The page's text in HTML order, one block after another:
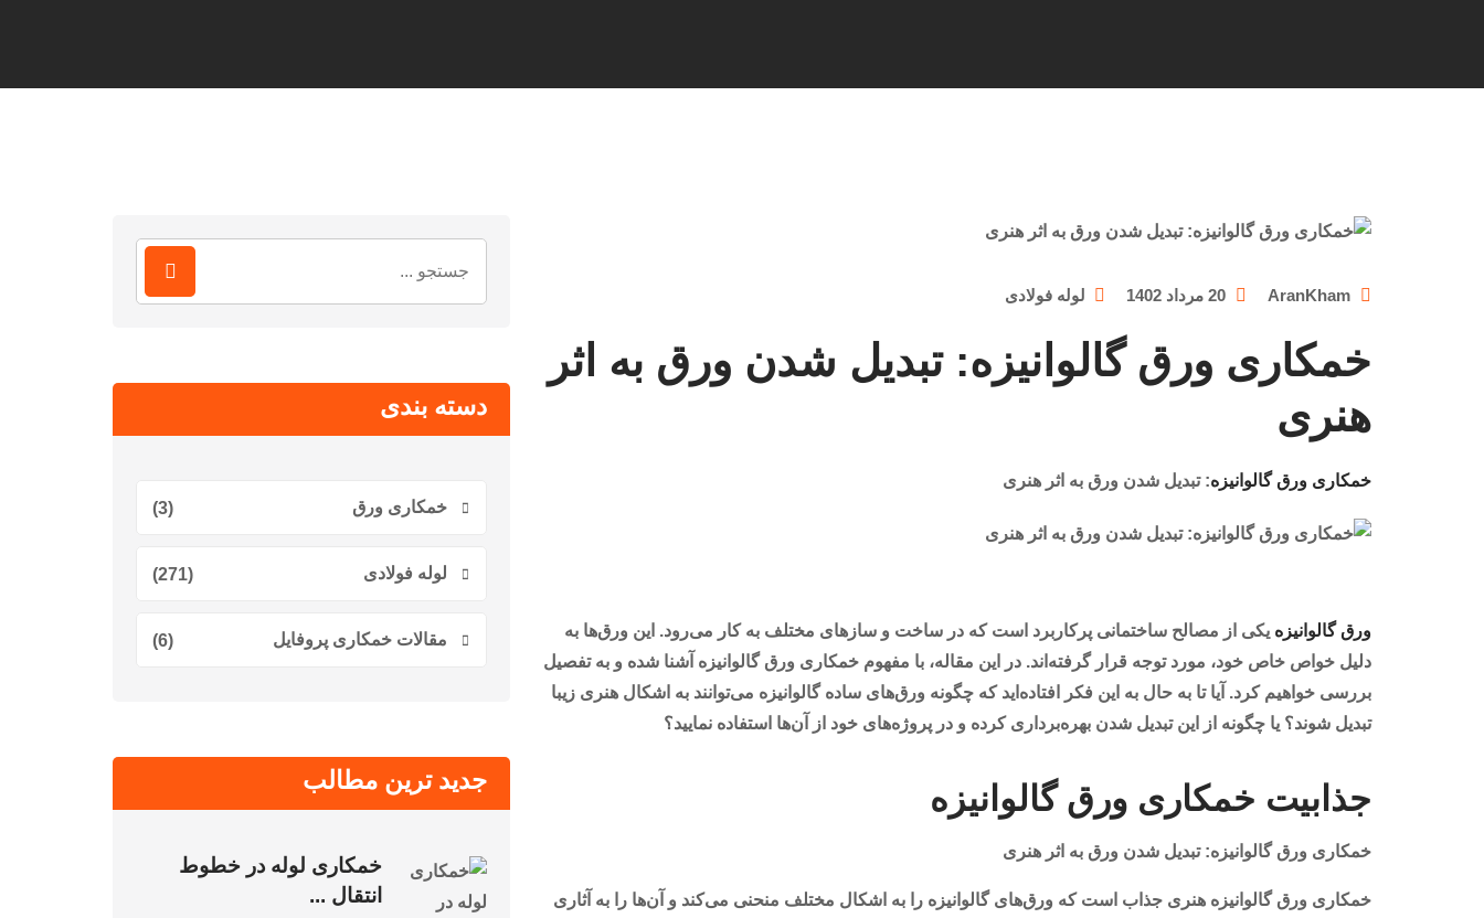
AranKham 20 مرداد 1402 لوله فولادی
خمکاری ورق گالوانیزه: تبدیل شدن ورق به اثر
هنری
خمکاری ورق گالوانیزه: تبدیل شدن ورق به اثر هنری
ورق گالوانیزه یکی از مصالح ساختمانی پرکاربرد است که در ساخت و سازهای مختلف به کار می‌رود. این ورق‌ها به
دلیل خواص خاص خود، مورد توجه قرار گرفته‌اند. در این مقاله، با مفهوم خمکاری ورق گالوانیزه آشنا شده و به تفصیل
بررسی خواهیم کرد. آیا تا به حال به این فکر افتاده‌اید که چگونه ورق‌های ساده گالوانیزه می‌توانند به اشکال هنری زیبا
تبدیل شوند؟ یا چگونه از این تبدیل شدن بهره‌برداری کرده و در پروژه‌های خود از آن‌ها استفاده نمایید؟
جذابیت خمکاری ورق گالوانیزه
خمکاری ورق گالوانیزه: تبدیل شدن ورق به اثر هنری
خمکاری ورق گالوانیزه هنری جذاب است که ورق‌های گالوانیزه را به اشکال مختلف منحنی می‌کند و آن‌ها را به آثاری
برای:
دسته بندی
خمکاری ورق (3)
لوله فولادی (271)
مقالات خمکاری پروفایل (6)
جدید ترین مطالب
خمکاری لوله در خطوط
انتقال ...